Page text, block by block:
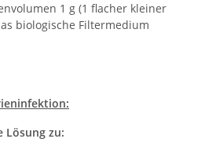
1 g (1 flacher kleiner
biologische Filtermedium
Lösung zu: